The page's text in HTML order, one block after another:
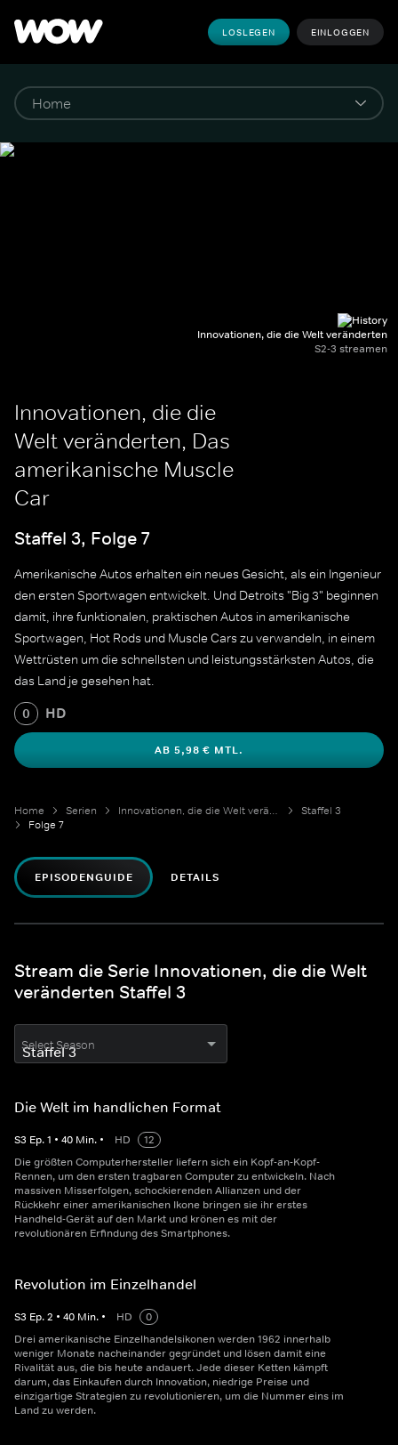
LOSLEGEN EINLOGGEN
Innovationen, die die Welt veränderten
S2-3 streamen
Innovationen, die die
Welt veränderten, Das
amerikanische Muscle
Car
Staffel 3, Folge 7
Amerikanische Autos erhalten ein neues Gesicht, als ein Ingenieur
den ersten Sportwagen entwickelt. Und Detroits "Big 3" beginnen
damit, ihre funktionalen, praktischen Autos in amerikanische
Sportwagen, Hot Rods und Muscle Cars zu verwandeln, in einem
Wettrüsten um die schnellsten und leistungsstärksten Autos, die
das Land je gesehen hat.
0 HD
AB 5,98 € MTL.
Home Serien Innovationen, die die Welt veränderten
Staffel 3
Folge 7
EPISODENGUIDE DETAILS
Stream die Serie Innovationen, die die Welt
veränderten Staffel 3
Select Season
Die Welt im handlichen Format
S3 Ep.1 • 40 Min. • HD
12
Die größten Computerhersteller liefern sich ein Kopf-an-Kopf-
Rennen, um den ersten tragbaren Computer zu entwickeln. Nach
massiven Misserfolgen, schockierenden Allianzen und der
Rückkehr einer amerikanischen Ikone bringen sie ihr erstes
Handheld-Gerät auf den Markt und krönen es mit der
revolutionären Erfindung des Smartphones.
Revolution im Einzelhandel
S3 Ep.2 • 40 Min. • HD
0
Drei amerikanische Einzelhandelsikonen werden 1962 innerhalb
weniger Monate nacheinander gegründet und lösen damit eine
Rivalität aus, die bis heute andauert. Jede dieser Ketten kämpft
darum, das Einkaufen durch Innovation, niedrige Preise und
einzigartige Strategien zu revolutionieren, um die Nummer eins im
Land zu werden.